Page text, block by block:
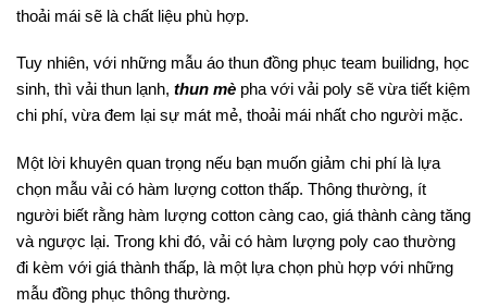
thoải mái sẽ là chất liệu phù hợp.
Tuy nhiên, với những mẫu áo thun đồng phục team builidng, học
sinh, thì vải thun lạnh, thun mè pha với vải poly sẽ vừa tiết kiệm
chi phí, vừa đem lại sự mát mẻ, thoải mái nhất cho người mặc.
Một lời khuyên quan trọng nếu bạn muốn giảm chi phí là lựa
chọn mẫu vải có hàm lượng cotton thấp. Thông thường, ít
người biết rằng hàm lượng cotton càng cao, giá thành càng tăng
và ngược lại. Trong khi đó, vải có hàm lượng poly cao thường
đi kèm với giá thành thấp, là một lựa chọn phù hợp với những
mẫu đồng phục thông thường.